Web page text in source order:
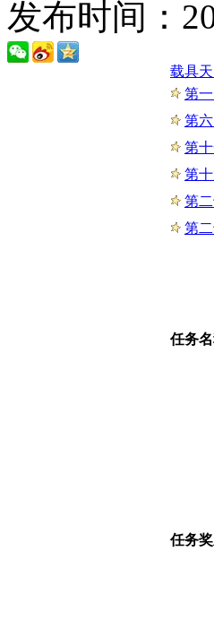
发布时间：
载具
第
第
第
第
第
第
任务
任务